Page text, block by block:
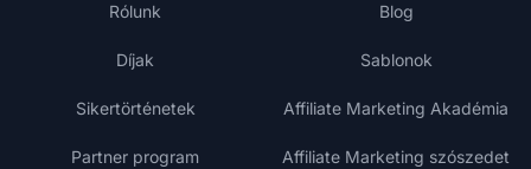
Rólunk
Díjak
Sikertörténetek
Partner program
Blog
Sablonok
Affiliate Marketing Akadémia
Affiliate Marketing szószedet